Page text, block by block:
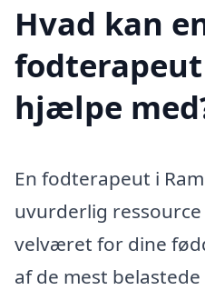
Hvad kan
hjælpe
En fodterapeut i
uvurderlig
velværet for dine
af de mest